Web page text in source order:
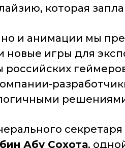
которая
и анимации мы
новые игры для
российских
Абу Сохота,